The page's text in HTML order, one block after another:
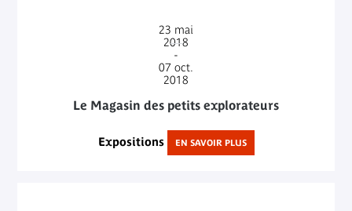
23 mai
2018
-
07 oct.
2018
Le Magasin des petits explorateurs
Expositions EN SAVOIR PLUS